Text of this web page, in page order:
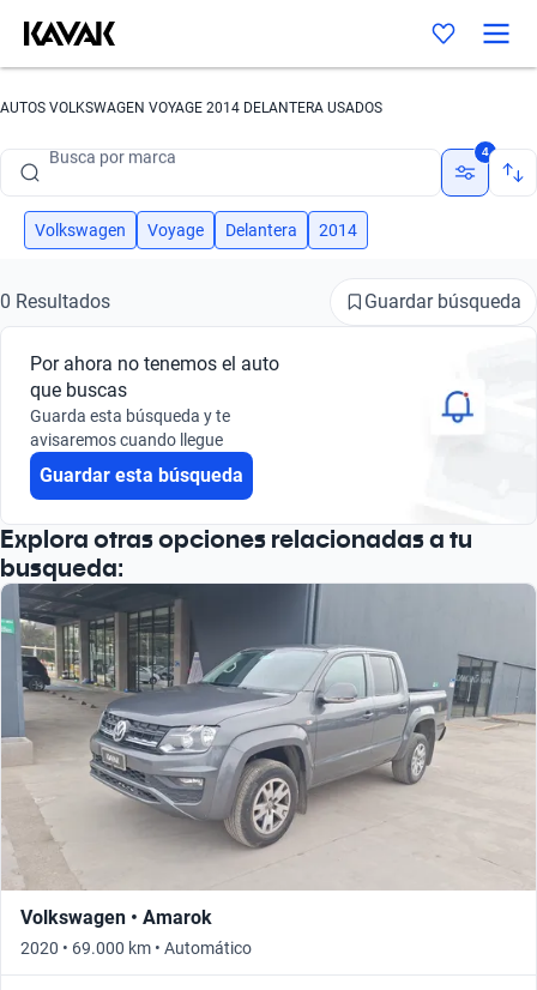
AUTOS VOLKSWAGEN VOYAGE 2014 DELANTERA USADOS
Busca por modelo
Busca por versión
Busca por marca
Busca por modelo
Busca por versión
4
Volkswagen Voyage Delantera 2014
0 Resultados Guardar búsqueda
Por ahora no tenemos el auto
que buscas
Guarda esta búsqueda y te
avisaremos cuando llegue
Guardar esta búsqueda
Explora otras opciones relacionadas a tu
busqueda:
Volkswagen • Amarok
2020 • 69.000 km • Automático